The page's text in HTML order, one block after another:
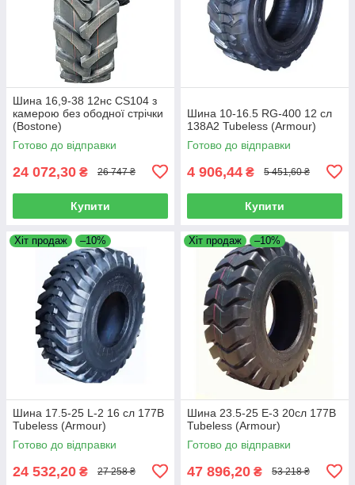
Шина 16,9-38 12нс CS104 з
камерою без ободної стрічки
(Bostone)
Готово до відправки
24 072,30 ₴ 26 747 ₴
Купити
Шина 10-16.5 RG-400 12 сл
138A2 Tubeless (Armour)
Готово до відправки
4 906,44 ₴ 5 451,60 ₴
Купити
Хіт продаж –10%
Шина 17.5-25 L-2 16 сл 177B
Tubeless (Armour)
Готово до відправки
24 532,20 ₴ 27 258 ₴
Хіт продаж –10%
Шина 23.5-25 E-3 20сл 177B
Tubeless (Armour)
Готово до відправки
47 896,20 ₴ 53 218 ₴